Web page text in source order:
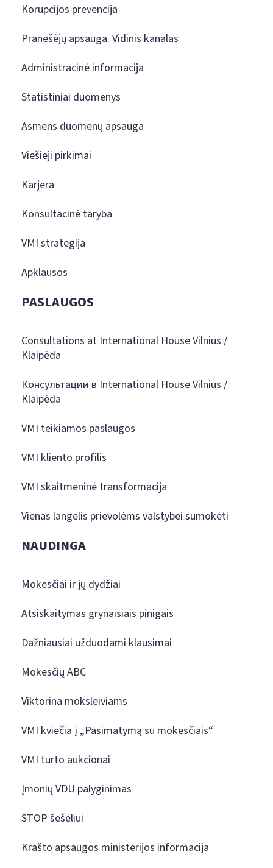
Korupcijos prevencija
Pranešėjų apsauga. Vidinis kanalas
Administracinė informacija
Statistiniai duomenys
Asmens duomenų apsauga
Viešieji pirkimai
Karjera
Konsultacinė taryba
VMI strategija
Apklausos
PASLAUGOS
Consultations at International House Vilnius /
Klaipėda
Консультации в International House Vilnius /
Klaipėda
VMI teikiamos paslaugos
VMI kliento profilis
VMI skaitmeninė transformacija
Vienas langelis prievolėms valstybei sumokėti
NAUDINGA
Mokesčiai ir jų dydžiai
Atsiskaitymas grynaisiais pinigais
Dažniausiai užduodami klausimai
Mokesčių ABC
Viktorina moksleiviams
VMI kviečia į „Pasimatymą su mokesčiais“
VMI turto aukcionai
Įmonių VDU palyginimas
STOP šešėliui
Krašto apsaugos ministerijos informacija